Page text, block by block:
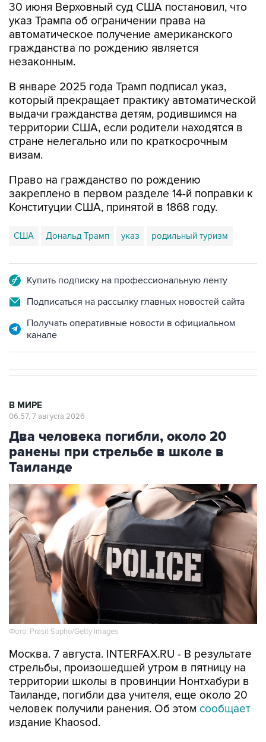
30 июня Верховный суд США постановил, что
указ Трампа об ограничении права на
автоматическое получение американского
гражданства по рождению является
незаконным.
В январе 2025 года Трамп подписал указ,
который прекращает практику автоматической
выдачи гражданства детям, родившимся на
территории США, если родители находятся в
стране нелегально или по краткосрочным
визам.
Право на гражданство по рождению
закреплено в первом разделе 14-й поправки к
Конституции США, принятой в 1868 году.
США Дональд Трамп указ родильный туризм
Купить подписку на профессиональную ленту
Подписаться на рассылку главных новостей сайта
Получать оперативные новости в официальном
канале
В МИРЕ
06:57, 7 августа 2026
Два человека погибли, около 20
ранены при стрельбе в школе в
Таиланде
Фото: Prasit Supho/Getty Images
Москва. 7 августа. INTERFAX.RU - В результате
стрельбы, произошедшей утром в пятницу на
территории школы в провинции Нонтхабури в
Таиланде, погибли два учителя, еще около 20
человек получили ранения. Об этом сообщает
издание Khaosod.